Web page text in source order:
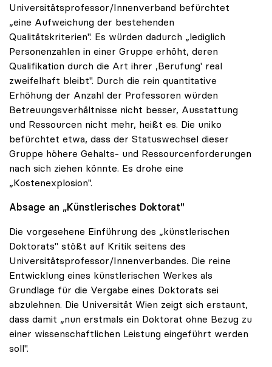
Universitätsprofessor/Innenverband befürchtet
„eine Aufweichung der bestehenden
Qualitätskriterien". Es würden dadurch „lediglich
Personenzahlen in einer Gruppe erhöht, deren
Qualifikation durch die Art ihrer ,Berufung' real
zweifelhaft bleibt". Durch die rein quantitative
Erhöhung der Anzahl der Professoren würden
Betreuungsverhältnisse nicht besser, Ausstattung
und Ressourcen nicht mehr, heißt es. Die uniko
befürchtet etwa, dass der Statuswechsel dieser
Gruppe höhere Gehalts- und Ressourcenforderungen
nach sich ziehen könnte. Es drohe eine
„Kostenexplosion".
Absage an „Künstlerisches Doktorat"
Die vorgesehene Einführung des „künstlerischen
Doktorats" stößt auf Kritik seitens des
Universitätsprofessor/Innenverbandes. Die reine
Entwicklung eines künstlerischen Werkes als
Grundlage für die Vergabe eines Doktorats sei
abzulehnen. Die Universität Wien zeigt sich erstaunt,
dass damit „nun erstmals ein Doktorat ohne Bezug zu
einer wissenschaftlichen Leistung eingeführt werden
soll".